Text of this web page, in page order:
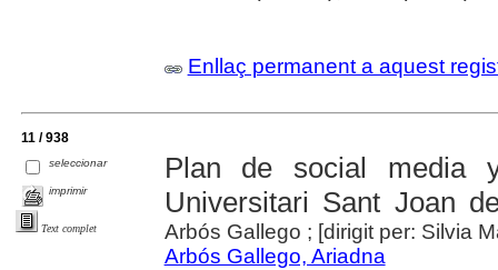
Enllaç permanent a aquest
11 / 938
seleccionar
imprimir
Text complet
Plan de social media
Universitari Sant Joan
Arbós Gallego ; [dirigit per: Silvia
Arbós Gallego, Ariadna